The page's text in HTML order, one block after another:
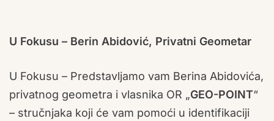
U Fokusu – Berin Abidović, Privatni Geometar
U Fokusu – Predstavljamo vam Berina Abidovića,
privatnog geometra i vlasnika OR „GEO-POINT“
– stručnjaka koji će vam pomoći u identifikaciji